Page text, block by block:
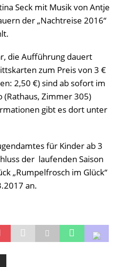
Seck mit Musik von Antje
der „Nachtreise 2016“
die Aufführung dauert
zum Preis von 3 €
2,50 €) sind ab sofort im
(Rathaus, Zimmer 305)
gibt es dort unter
für Kinder ab 3
der laufenden Saison
„Rumpelfrosch im Glück“
an.